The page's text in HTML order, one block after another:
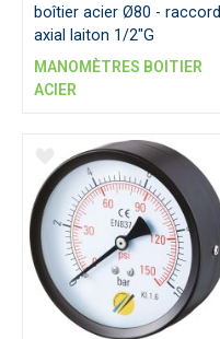
boîtier acier Ø80 - raccord
axial laiton 1/2"G
MANOMÈTRES BOITIER
ACIER